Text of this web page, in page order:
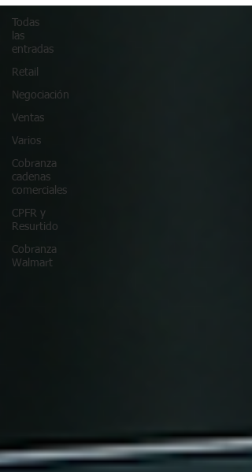
Todas
las
entradas
Retail
Negociación
Ventas
Varios
Cobranza
cadenas
comerciales
CPFR y
Resurtido
Cobranza
Walmart